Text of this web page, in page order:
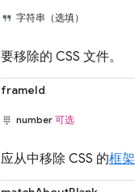
字符串（选填）
要移除的 CSS 文件。
frameId
number 可选
应从中移除 CSS 的框架